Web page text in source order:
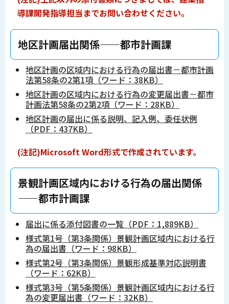
導課開発指導担当までお問い合わせください。
―――地区計画届出関係――都市計画課
地区計画の区域内における行為の届出書－都市計画
法第58条の2第1項（ワード：38KB）
地区計画の区域内における行為の変更届出書－都市
計画法第58条の2第2項（ワード：28KB）
地区計画の届出に係る説明、記入例、委任状例
（PDF：437KB）
(注記)Microsoft Word形式で作成されています。
―――景観計画区域内における行為の届出関係
――都市計画課
届出に係る添付図書の一覧（PDF：1,889KB）
様式第1号（第3条関係）景観計画区域内における行
為の届出書（ワード：98KB）
様式第2号（第3条関係）景観形成基準対応説明書
（ワード：62KB）
様式第3号（第5条関係）景観計画区域内における行
為の変更届出書（ワード：32KB）